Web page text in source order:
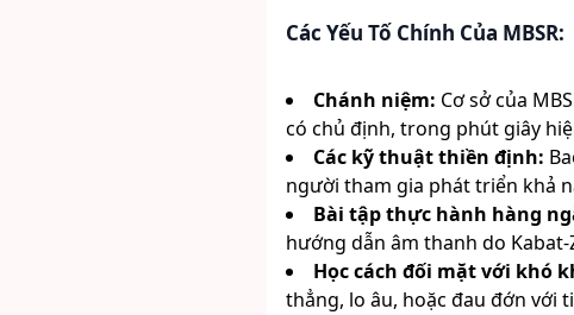
Các Yếu Tố Chính Của MBSR:
Chánh niệm: Cơ sở của
có chủ định, trong phút giây
Các kỹ thuật thiền định:
người tham gia phát triển khả
Bài tập thực hành hàng
hướng dẫn âm thanh do
Học cách đối mặt với khó
thẳng, lo âu, hoặc đau đớn với